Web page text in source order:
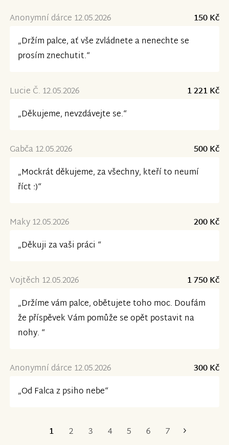
Anonymní dárce 12.05.2026
150 Kč
„Držím palce, ať vše zvládnete a nenechte se
prosím znechutit.“
Lucie Č. 12.05.2026
1 221 Kč
„Děkujeme, nevzdávejte se.“
Gabča 12.05.2026
500 Kč
„Mockrát děkujeme, za všechny, kteří to neumí
říct :)“
Maky 12.05.2026
200 Kč
„Děkuji za vaši práci “
Vojtěch 12.05.2026
1 750 Kč
„Držíme vám palce, obětujete toho moc. Doufám
že příspěvek Vám pomůže se opět postavit na
nohy. “
Anonymní dárce 12.05.2026
300 Kč
„Od Falca z psiho nebe“
1 2 3 4 5 6 7